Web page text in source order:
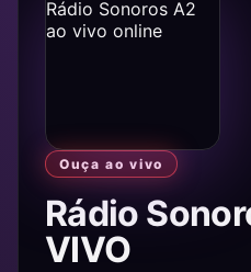
Ouça ao vivo
Rádio
VIVO